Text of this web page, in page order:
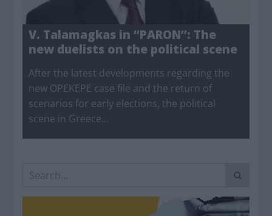
V. Talamagkas in “PARON”: The
new duelists on the political scene
After the latest developments regarding the
new OPEKEPE case file and the return of
scenarios for early elections, the political
scene in Greece…